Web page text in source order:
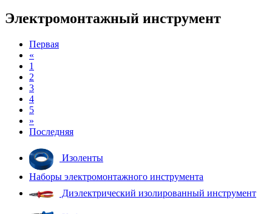
Электромонтажный инструмент
Первая
«
1
2
3
4
5
»
Последняя
Изоленты
Наборы электромонтажного инструмента
Диэлектрический изолированный инструмент